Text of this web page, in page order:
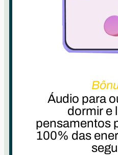
Áudio para
dormir e
pensamentos
100% das